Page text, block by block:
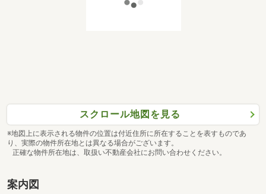
スクロール地図を見る
※地図上に表示される物件の位置は付近住所に所在することを表すものであ
り、実際の物件所在地とは異なる場合がございます。
正確な物件所在地は、取扱い不動産会社にお問い合わせください。
案内図